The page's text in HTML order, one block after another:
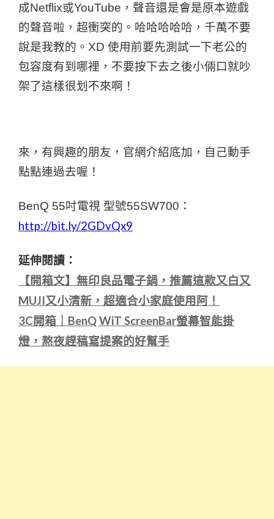
成Netflix或YouTube，聲音還是會是原本遊戲
的聲音啦，超衝突的。哈哈哈哈哈，千萬不要
說是我教的。XD 使用前要先測試一下老公的
包容度有到哪裡，不要按下去之後小倆口就吵
架了這樣很划不來啊！
來，有興趣的朋友，官網介紹底加，自己動手
點點連過去喔！
BenQ 55吋電視 型號55SW700：
http://bit.ly/2GDvQx9
延伸閱讀：
【開箱文】無印良品電子鍋，推薦這款又白又
MUJI又小清新，超適合小家庭使用阿！
3C開箱｜BenQ WiT ScreenBar螢幕智能掛
燈，熬夜趕稿寫提案的好幫手